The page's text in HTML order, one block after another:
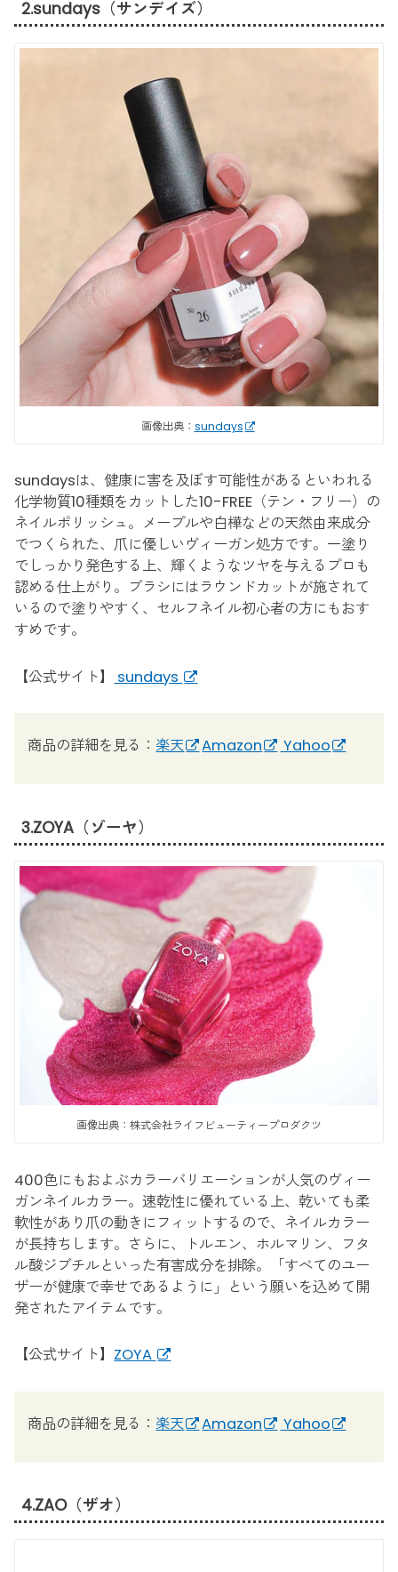
2.sundays（サンデイズ）
画像出典： sundays
sundaysは、健康に害を及ぼす可能性があるといわれる
化学物質10種類をカットした10-FREE（テン・フリー）の
ネイルポリッシュ。メープルや白樺などの天然由来成分
でつくられた、爪に優しいヴィーガン処方です。一塗り
でしっかり発色する上、輝くようなツヤを与えるプロも
認める仕上がり。ブラシにはラウンドカットが施されて
いるので塗りやすく、セルフネイル初心者の方にもおす
すめです。
【公式サイト】 sundays
商品の詳細を見る： 楽天 Amazon Yahoo
3.ZOYA（ゾーヤ）
画像出典：株式会社ライフビューティープロダクツ
400色にもおよぶカラーバリエーションが人気のヴィー
ガンネイルカラー。速乾性に優れている上、乾いても柔
軟性があり爪の動きにフィットするので、ネイルカラー
が長持ちします。さらに、トルエン、ホルマリン、フタ
ル酸ジブチルといった有害成分を排除。「すべてのユー
ザーが健康で幸せであるように」という願いを込めて開
発されたアイテムです。
【公式サイト】 ZOYA
商品の詳細を見る： 楽天 Amazon Yahoo
4.ZAO（ザオ）